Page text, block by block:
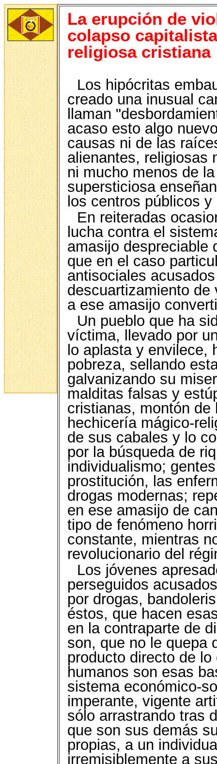
La erupción de
colapso
religiosa cristiana
Los hipócritas
creado una inusual
llaman
acaso esto algo
causas ni de las
alienantes, religiosas
ni mucho menos de
supersticiosa
los centros públicos
En reiteradas
lucha contra el
amasijo despreciable
que en el caso
antisociales
descuartizamiento
a ese amasijo
Un pueblo que ha
víctima, llevado por
lo aplasta y envilece,
pobreza, sellando
galvanizando su
malditas falsas y
cristianas, montón
hechicería mágico-
de sus cabales y lo
por la búsqueda de
individualismo;
prostitución, las
drogas modernas;
en ese amasijo de
tipo de fenómeno
constante, mientras
revolucionario del
Los jóvenes
perseguidos
por drogas,
éstos, que hacen
en la contraparte de
son, que no le quepa
producto directo de
humanos son esas
sistema económico-
imperante, vigente
sólo arrastrando tras
que son sus demás
propias, a un
irremisiblemente a